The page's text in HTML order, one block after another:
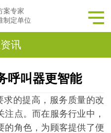
案专家
制定单位
讯
呼叫器更智能
求的提高，服务质量的改
点。而在服务行业中，
的角色，为顾客提供了便